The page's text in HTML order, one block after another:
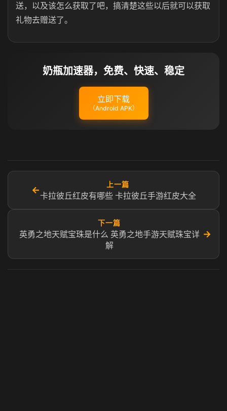
送，以及该怎么获取了吧，搞清楚这些以后就可以获取
礼物去赠送了。
奶瓶加速器，免费、快速、稳定
立即下载
（Android APK）
←
上一篇
卡拉彼丘红皮有哪些 卡拉彼丘手游红皮大全
下一篇
英勇之地天赋宝珠是什么 英勇之地手游天赋珠宝详
解
→